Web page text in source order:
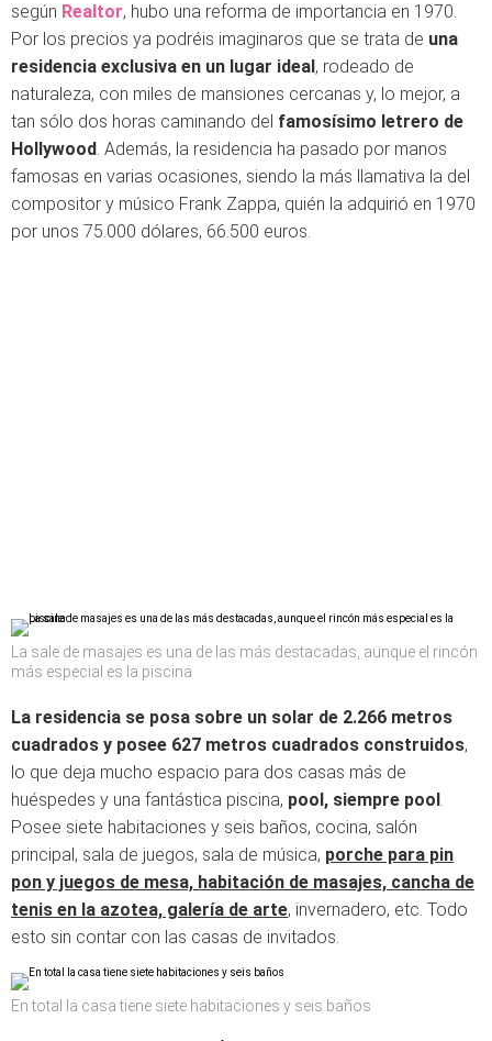
según Realtor, hubo una reforma de importancia en 1970.
Por los precios ya podréis imaginaros que se trata de una
residencia exclusiva en un lugar ideal, rodeado de
naturaleza, con miles de mansiones cercanas y, lo mejor, a
tan sólo dos horas caminando del famosísimo letrero de
Hollywood. Además, la residencia ha pasado por manos
famosas en varias ocasiones, siendo la más llamativa la del
compositor y músico Frank Zappa, quién la adquirió en 1970
por unos 75.000 dólares, 66.500 euros.
La sale de masajes es una de las más destacadas, aunque el rincón
más especial es la piscina
La residencia se posa sobre un solar de 2.266 metros
cuadrados y posee 627 metros cuadrados construidos,
lo que deja mucho espacio para dos casas más de
huéspedes y una fantástica piscina, pool, siempre pool.
Posee siete habitaciones y seis baños, cocina, salón
principal, sala de juegos, sala de música, porche para pin
pon y juegos de mesa, habitación de masajes, cancha de
tenis en la azotea, galería de arte, invernadero, etc. Todo
esto sin contar con las casas de invitados.
En total la casa tiene siete habitaciones y seis baños